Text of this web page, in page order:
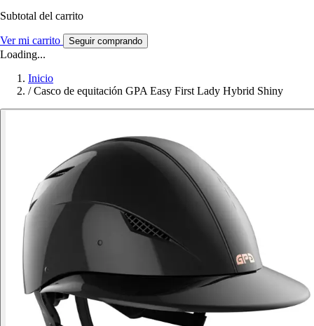
Subtotal del carrito
Ver mi carrito Seguir comprando
Loading...
Inicio
/ Casco de equitación GPA Easy First Lady Hybrid Shiny